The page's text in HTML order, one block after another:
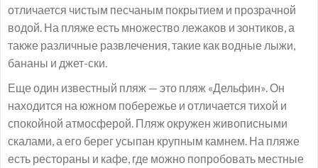
отличается чистым песчаным покрытием и прозрачной
водой. На пляже есть множество лежаков и зонтиков, а
также различные развлечения, такие как водные лыжи,
бананы и джет-ски.
Еще один известный пляж — это пляж «Дельфин». Он
находится на южном побережье и отличается тихой и
спокойной атмосферой. Пляж окружен живописными
скалами, а его берег усыпан крупным камнем. На пляже
есть рестораны и кафе, где можно попробовать местные